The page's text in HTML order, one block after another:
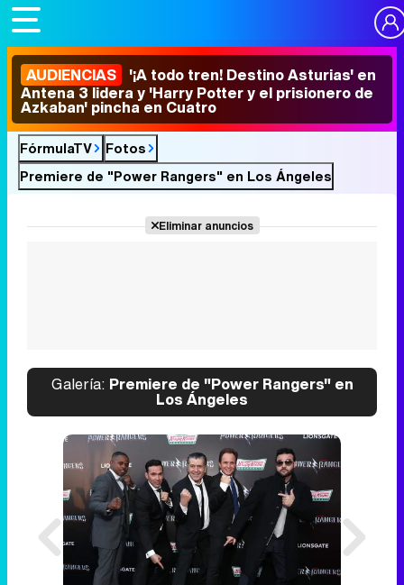
AUDIENCIAS '¡A todo tren! Destino Asturias' en
Antena 3 lidera y 'Harry Potter y el prisionero de
Azkaban' pincha en Cuatro
FórmulaTV
Fotos
Premiere de "Power Rangers" en Los Ángeles
Eliminar anuncios
Galería: Premiere de "Power Rangers" en
Los Ángeles